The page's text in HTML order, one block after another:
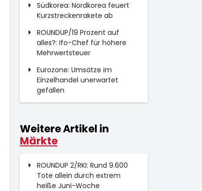
Südkorea: Nordkorea feuert
Kurzstreckenrakete ab
ROUNDUP/19 Prozent auf
alles?: Ifo-Chef für höhere
Mehrwertsteuer
Eurozone: Umsätze im
Einzelhandel unerwartet
gefallen
Weitere Artikel in
Märkte
ROUNDUP 2/RKI: Rund 9.600
Tote allein durch extrem
heiße Juni-Woche